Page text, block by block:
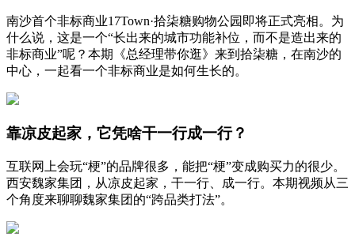
南沙首个非标商业17Town·拾柒糖购物公园即将正式亮相。为
什么说，这是一个“长出来的城市功能补位，而不是造出来的
非标商业”呢？本期《总经理带你逛》来到拾柒糖，在南沙的
中心，一起看一个非标商业是如何生长的。
靠凉皮起家，它凭啥干一行成一行？
互联网上会玩“梗”的品牌很多，能把“梗”变成购买力的很少。
西安魏家集团，从凉皮起家，干一行、成一行。本期视频从三
个角度来聊聊魏家集团的“跨品类打法”。